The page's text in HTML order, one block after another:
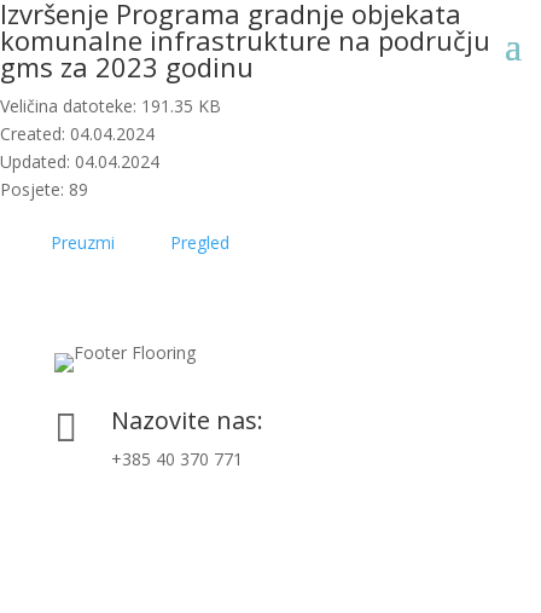
Izvršenje Programa gradnje objekata
komunalne infrastrukture na području
gms za 2023 godinu
Veličina datoteke: 191.35 KB
Created: 04.04.2024
Updated: 04.04.2024
Posjete: 89
Preuzmi Pregled
 Nazovite nas:
+385 40 370 771